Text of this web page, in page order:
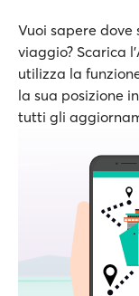
Vuoi sapere
viaggio? Scarica
utilizza la
la sua posizione
tutti gli